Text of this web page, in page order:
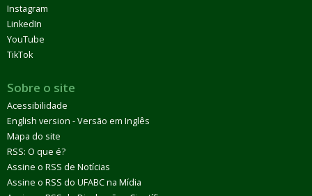
Instagram
LinkedIn
YouTube
TikTok
Sobre o site
Acessibilidade
English version - Versão em Inglês
Mapa do site
RSS: O que é?
Assine o RSS de Notícias
Assine o RSS do UFABC na Mídia